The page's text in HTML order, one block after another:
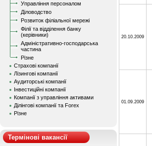
Управління персоналом
Діловодство
Розвиток філіальної мережі
Філії та відділення банку
(керівники)
Адміністративно-господарська
частина
Різне
Страхові компанії
Лізингові компанії
Аудиторські компанії
Інвестиційні компанії
Компанії з управління активами
Ділінгові компанії та Forex
Різне
Термінові вакансії
20.10.2009
01.09.2009